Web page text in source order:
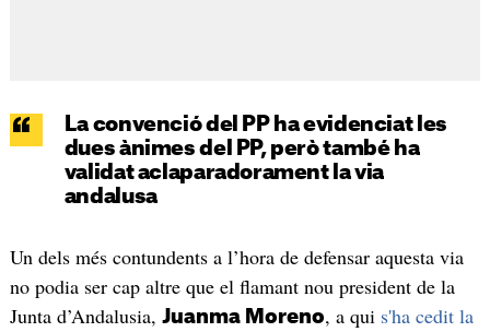
La convenció del PP ha evidenciat les
dues ànimes del PP, però també ha
validat aclaparadorament la via
andalusa
Un dels més contundents a l’hora de defensar aquesta via
no podia ser cap altre que el flamant nou president de la
Junta d’Andalusia, Juanma Moreno, a qui s'ha cedit la